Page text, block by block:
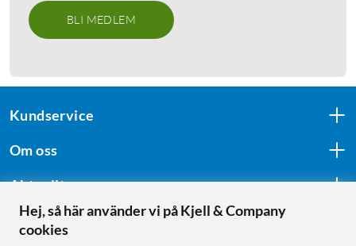
BLI MEDLEM
Kundservice
Om oss
Aktuellt
Följ oss
Hej, så här använder vi på Kjell & Company
cookies